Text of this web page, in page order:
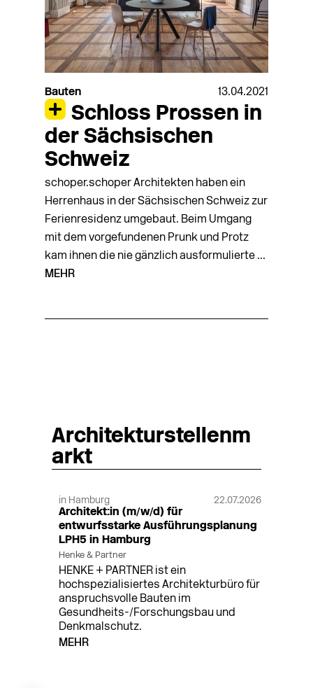
Bauten 13.04.2021
Schloss Prossen in
der Sächsischen
Schweiz
schoper.schoper Architekten haben ein
Herrenhaus in der Sächsischen Schweiz zur
Ferienresidenz umgebaut. Beim Umgang
mit dem vorgefundenen Prunk und Protz
kam ihnen die nie gänzlich ausformulierte ...
MEHR
Architekturstellenm
arkt
in Hamburg 22.07.2026
Architekt:in (m/w/d) für
entwurfsstarke Ausführungsplanung
LPH5 in Hamburg
Henke & Partner
HENKE + PARTNER ist ein
hochspezialisiertes Architekturbüro für
anspruchsvolle Bauten im
Gesundheits-/Forschungsbau und
Denkmalschutz.
MEHR